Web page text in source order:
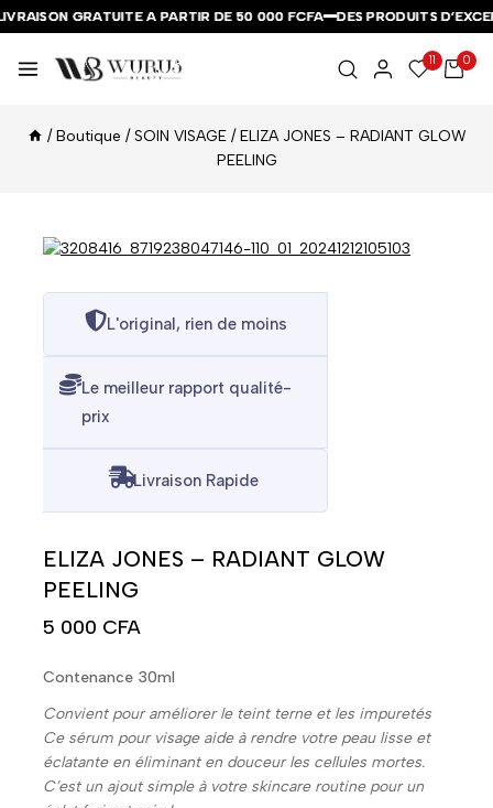
GRATUITE A PARTIR DE 50 000 FCFA DES PRODUITS
GRATUITE A PARTIR DE 50 000 FCFA DES PRODUITS
GRATUITE A PARTIR DE 50 000 FCFA DES PRODUITS
11 0
/ Boutique / SOIN VISAGE / ELIZA JONES – RADIANT GLOW
PEELING
L'original, rien de moins
Le meilleur rapport qualité-
prix
Livraison Rapide
ELIZA JONES – RADIANT GLOW
PEELING
5 000 CFA
Contenance 30ml
Convient pour améliorer le teint terne et les impuretés
Ce sérum pour visage aide à rendre votre peau lisse et
éclatante en éliminant en douceur les cellules mortes.
C’est un ajout simple à votre skincare routine pour un